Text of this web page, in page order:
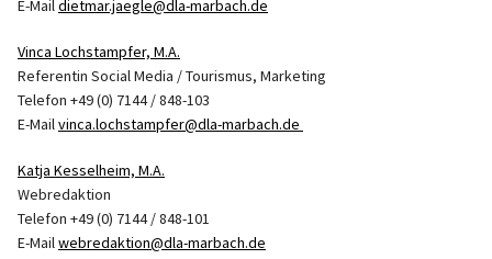
E-Maildietmar.jaegle@dla-marbach.de
Vinca Lochstampfer, M.A.
Referentin Social Media / Tourismus, Marketing
Telefon +49 (0) 7144 / 848-103
E-Mailvinca.lochstampfer@dla-marbach.de
Katja Kesselheim, M.A.
Webredaktion
Telefon +49 (0) 7144 / 848-101
E-Mailwebredaktion@dla-marbach.de